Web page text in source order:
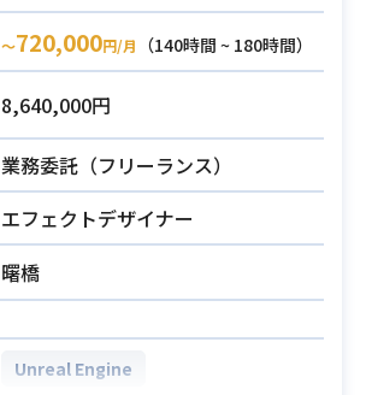
・2D/3Dの様々な素材を組み合わせ
たキャラクターの演出を制作経験
・3D空間上のカメラ付け経験
〜720,000円/月
（140時間 ~ 180時間）
8,640,000円
業務委託（フリーランス）
エフェクトデザイナー
曙橋
Unreal Engine